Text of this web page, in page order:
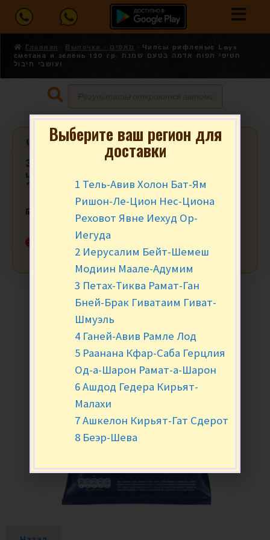
Главная Выпечка - מאפים
Чипсы рифленые Lays
сметана и зелень 120 гр. חטיפי תפוח אדמה בטעם שמנת
ועושבי תיבול
Чипсы рифленые Lays сметана и
зелень 120 гр. חטיפי תפוח אדמה
בטעם שמנת ועושבי תיבול
₪ 19.90 за уп.
Нет в наличии
Выберите ваш регион для
доставки
1 Тель-Авив Холон Бат-Ям
Ришон-Ле-Цион Нес-Циона
Реховот Явне Иехуд Ор-
Иегуда
2 Иерусалим Бейт-Шемеш
Модиин Маале-Адумим
3 Петах-Тиква Рамат-Ган
Бней-Брак Гиватаим Гиват-
Шмуэль
4 Ганей-Авив Рамле Лод
5 Раанана Кфар-Саба Герцлия
Од-а-Шарон Рамат-а-Шарон
6 Ашдод Гедера Кирьят-
Малахи
7 Ашкелон Кирьят-Гат Сдерот
8 Беэр-Шева